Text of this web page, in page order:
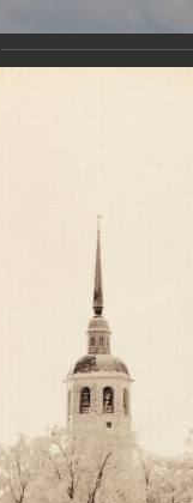
Экскурсия
Главная